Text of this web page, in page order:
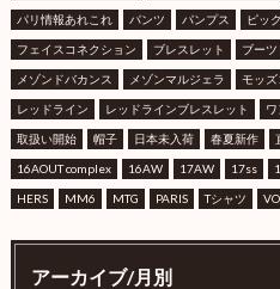
パリ情報あれこれ パンツ パンプス ピッ
フェイスコネクション ブレスレット ブーツ
メゾンドバカンス メゾンマルジェラ モッズ
レッドライン レッドラインブレスレット
取扱い開始 帽子 日本未入荷 春夏新作
16AOUT complex 16AW 17AW 17ss
HERS MM6 MTG PARIS Tシャツ
アーカイブ/月別